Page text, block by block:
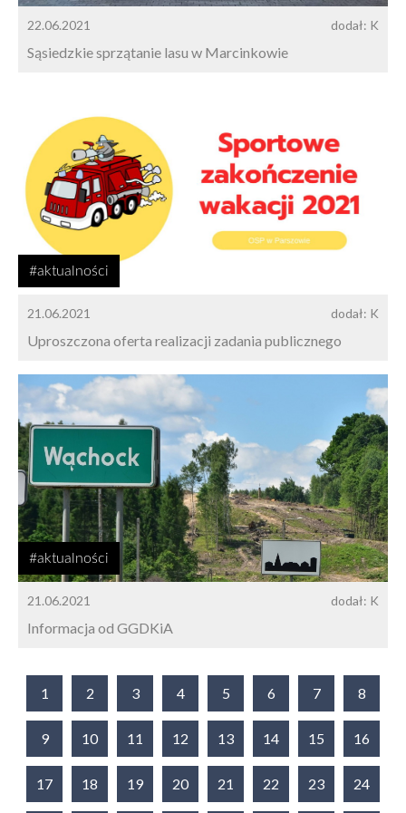
22.06.2021 dodał: K
Sąsiedzkie sprzątanie lasu w Marcinkowie
#aktualności
21.06.2021 dodał: K
Uproszczona oferta realizacji zadania publicznego
#aktualności
21.06.2021 dodał: K
Informacja od GGDKiA
1 2 3 4 5 6 7 8
9 10 11 12 13 14 15 16
17 18 19 20 21 22 23 24